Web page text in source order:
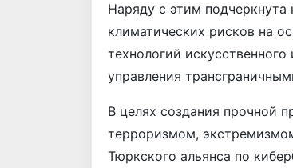
Наряду с этим
климатических рисков на
технологий
управления
В целях создания прочной
терроризмом,
Тюркского альянса по